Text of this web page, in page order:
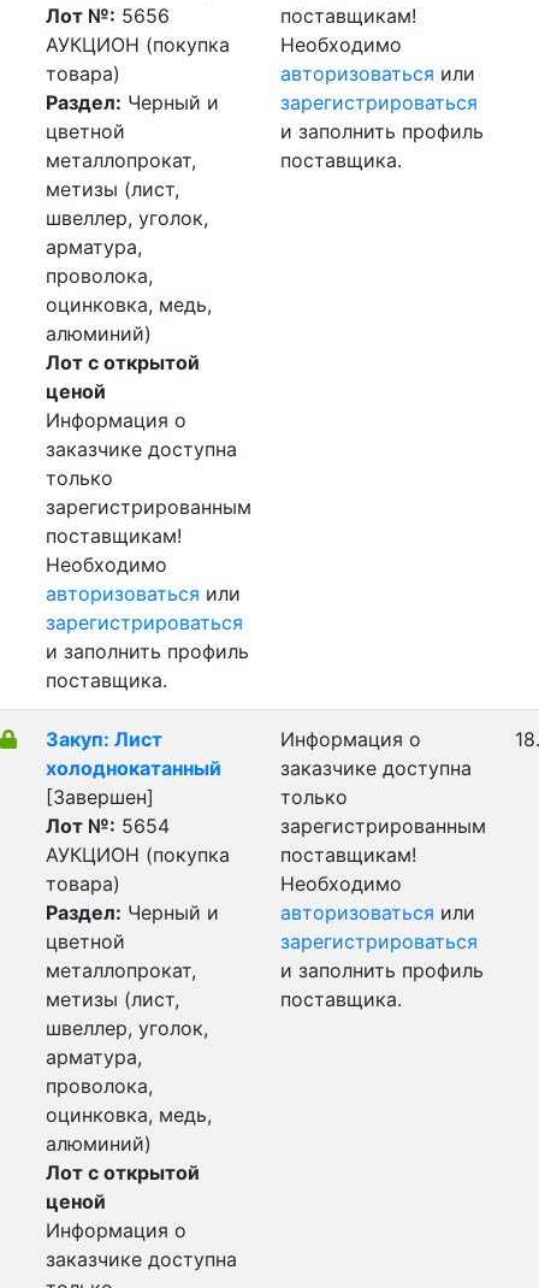
Лот №: 5656
АУКЦИОН (покупка
товара)
Раздел: Черный и
цветной
металлопрокат,
метизы (лист,
швеллер, уголок,
арматура,
проволока,
оцинковка, медь,
алюминий)
Лот с открытой
ценой
Информация о
заказчике доступна
только
зарегистрированным
поставщикам!
Необходимо
авторизоваться или
зарегистрироваться
и заполнить профиль
поставщика.
поставщикам!
Необходимо
авторизоваться или
зарегистрироваться
и заполнить профиль
поставщика.
Закуп: Лист
холоднокатанный
[Завершен]
Лот №: 5654
АУКЦИОН (покупка
товара)
Раздел: Черный и
цветной
металлопрокат,
метизы (лист,
швеллер, уголок,
арматура,
проволока,
оцинковка, медь,
алюминий)
Лот с открытой
ценой
Информация о
заказчике доступна
Информация о
заказчике доступна
только
зарегистрированным
поставщикам!
Необходимо
авторизоваться или
зарегистрироваться
и заполнить профиль
поставщика.